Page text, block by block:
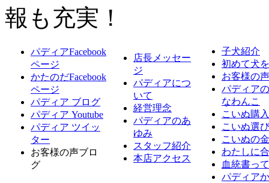
※ご家族全員が犬の飼育に賛成している、犬アレルギー
※お住まいの賃貸住宅その他の共同住宅におきましては
一生涯大切に育んで下さるご家族様を募集いたします
報も充実！
パディアFacebook
ページ
かたのだFacebook
ページ
パディア ブログ
パディア Youtube
パディア ツイッ
ター
お客様の声ブロ
グ
店長メッセー
ジ
パディアにつ
いて
経営理念
パディアのあ
ゆみ
スタッフ紹介
本店アクセス
子犬紹介
初めて犬
お客様の声
パディア
なわんこ
こいぬ購
こいぬ選
こいぬの
わたしに
血統書っ
パディア